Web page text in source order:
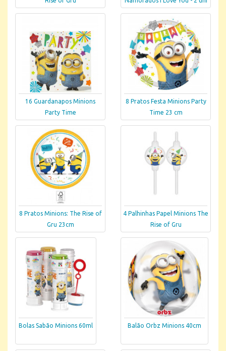
16 Guardanapos Minions
Party Time
8 Pratos Festa Minions Party
Time 23 cm
8 Pratos Minions: The Rise of
Gru 23cm
4 Palhinhas Papel Minions The
Rise of Gru
Bolas Sabão Minions 60ml Balão Orbz Minions 40cm